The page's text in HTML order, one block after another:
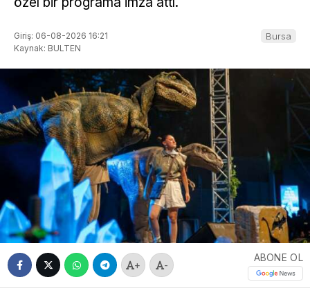
Giriş: 06-08-2026 16:21
Kaynak: BULTEN
Bursa
+ -
ABONE OL